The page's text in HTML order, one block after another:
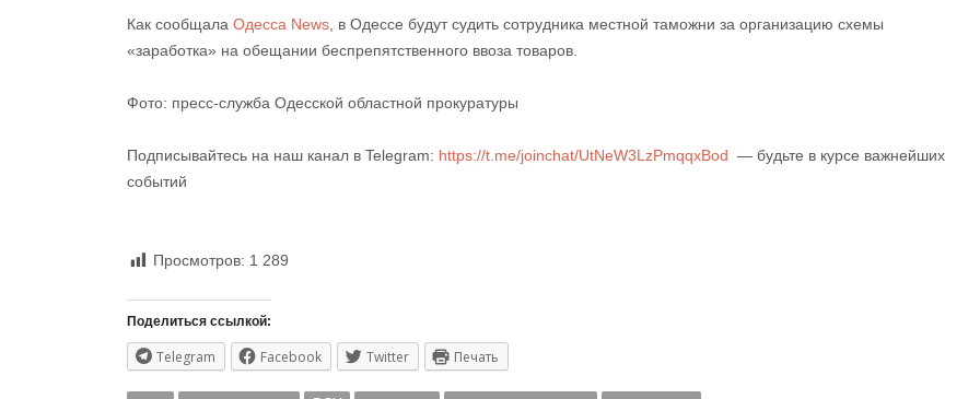
Как сообщала Одесса News, в Одессе будут судить сотрудника местной таможни за организацию схемы
«заработка» на обещании беспрепятственного ввоза товаров.
Фото: пресс-служба Одесской областной прокуратуры
Подписывайтесь на наш канал в Telegram: https://t.me/joinchat/UtNeW3LzPmqqxBod — будьте в курсе важнейших
событий
Просмотров: 1 289
Поделиться ссылкой:
Telegram Facebook Twitter Печать